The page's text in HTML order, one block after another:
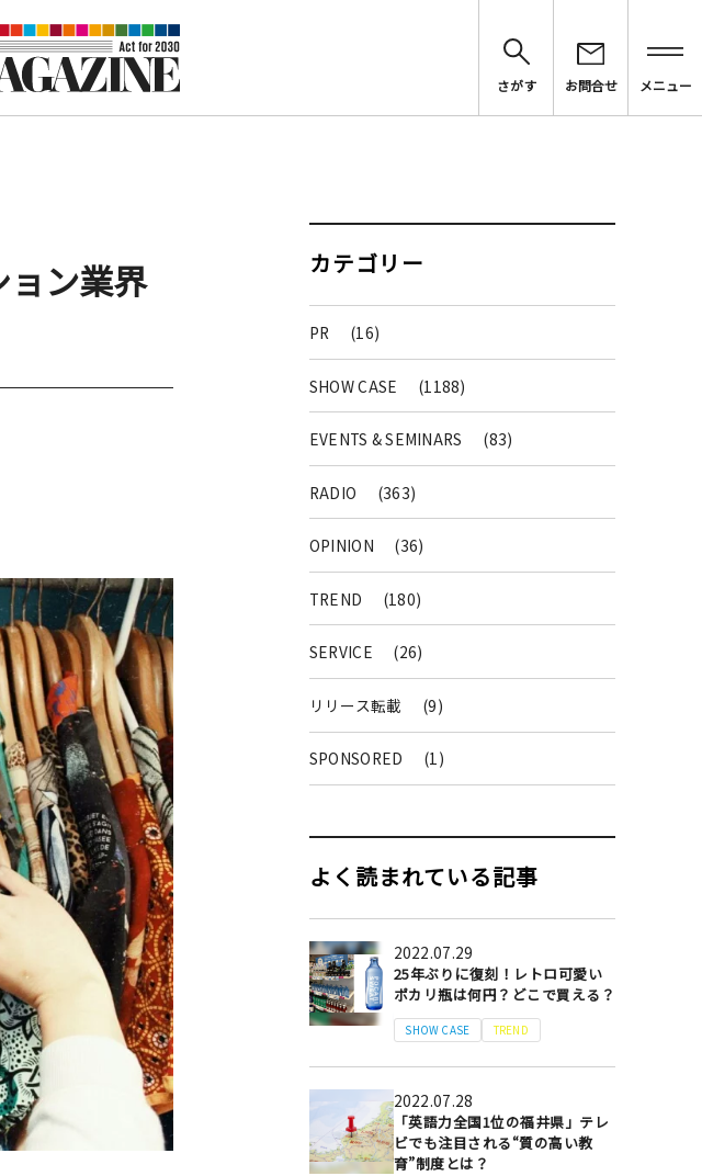
さがす
お問合せ メニュー
ョン業界
カテゴリー
PR (16)
SHOW CASE (1188)
EVENTS & SEMINARS (83)
RADIO (363)
OPINION (36)
TREND (180)
SERVICE (26)
リリース転載 (9)
SPONSORED (1)
よく読まれている記事
2022.07.29
25年ぶりに復刻！レトロ可愛い
ポカリ瓶は何円？どこで買える？
SHOW CASE TREND
2022.07.28
「英語力全国1位の福井県」テレ
ビでも注目される“質の高い教
育”制度とは？